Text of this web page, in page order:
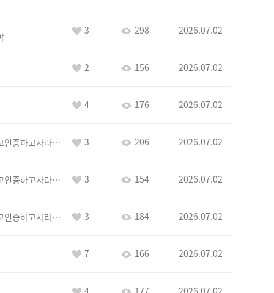
3 298 2026.07.02
2 156 2026.07.02
4 176 2026.07.02
이커야삭제하고인증하고사라지거라 3 206 2026.07.02
이커야삭제하고인증하고사라지거라 3 154 2026.07.02
이커야삭제하고인증하고사라지거라 3 184 2026.07.02
7 166 2026.07.02